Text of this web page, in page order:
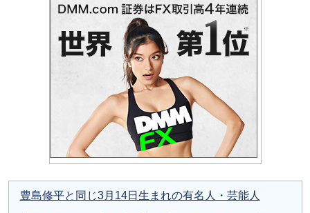
豊島修平と同じ3月14日生まれの有名人・芸能人